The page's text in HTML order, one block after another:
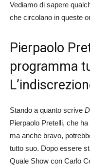
Vediamo di sapere
che circolano in queste
Pierpaolo
programma
Stando a quanto scrive
Pierpaolo Pretelli, che
ma anche bravo,
tutto suo. Dopo essere
Quale Show con Carlo